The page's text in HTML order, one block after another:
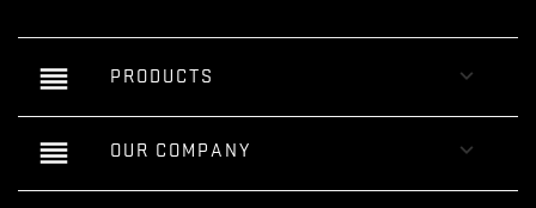
reorder PRODUCTS 
reorder OUR COMPANY 